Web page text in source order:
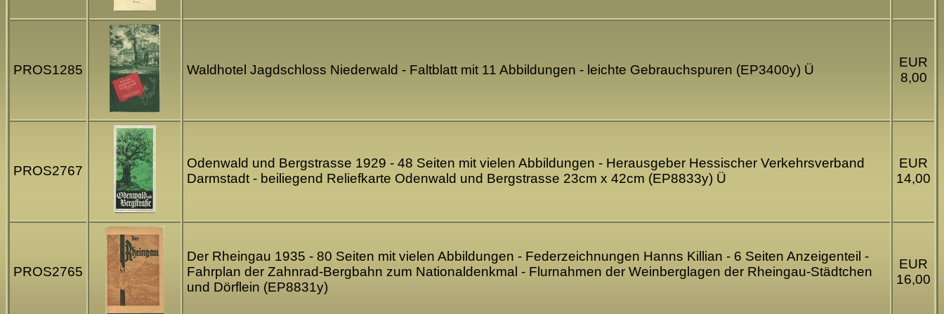
PROS1285 Waldhotel Jagdschloss Niederwald - Faltblatt mit 11 Abbildungen - leichte Gebrauchspuren (EP3400y) Ü
EUR
8,00
PROS2767
Odenwald und Bergstrasse 1929 - 48 Seiten mit vielen Abbildungen - Herausgeber Hessischer Verkehrsverband
Darmstadt - beiliegend Reliefkarte Odenwald und Bergstrasse 23cm x 42cm (EP8833y) Ü
EUR
14,00
PROS2765
Der Rheingau 1935 - 80 Seiten mit vielen Abbildungen - Federzeichnungen Hanns Killian - 6 Seiten Anzeigenteil -
Fahrplan der Zahnrad-Bergbahn zum Nationaldenkmal - Flurnahmen der Weinberglagen der Rheingau-Städtchen
und Dörflein (EP8831y)
EUR
16,00